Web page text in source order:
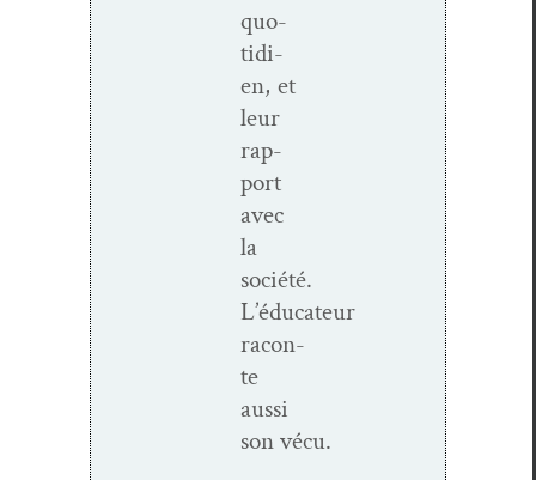
quo­
ti­di­
en, et
leur
rap­
port
avec
la
société.
L’éducateur
racon­
te
aus­si
son vécu.